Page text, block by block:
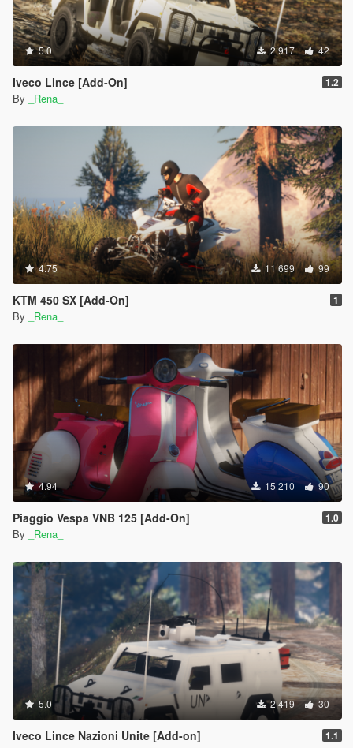
5.0 2 917 42
Iveco Lince [Add-On] 1.2
By _Rena_
4.75 11 699 99
KTM 450 SX [Add-On] 1
By _Rena_
4.94 15 210 90
Piaggio Vespa VNB 125 [Add-On] 1.0
By _Rena_
5.0 2 419 30
Iveco Lince Nazioni Unite [Add-on] 1.1